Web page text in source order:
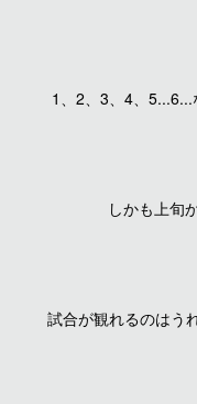
1、2、3、4、
しかも上旬
試合が観れるのはう